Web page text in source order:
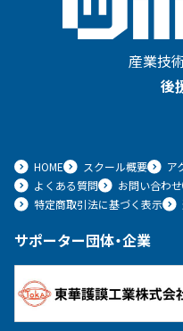
産業技
後
HOME スクール概要 ア
よくある質問
お問い合わせ
特定商取引法に基づく表示
サポーター団体・企業